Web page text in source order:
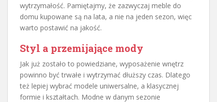
wytrzymałość. Pamiętajmy, że zazwyczaj meble do
domu kupowane są na lata, a nie na jeden sezon, więc
warto postawić na jakość.
Styl a przemijające mody
Jak już zostało to powiedziane, wyposażenie wnętrz
powinno być trwałe i wytrzymać dłuższy czas. Dlatego
też lepiej wybrać modele uniwersalne, a klasycznej
formie i kształtach. Modne w danym sezonie